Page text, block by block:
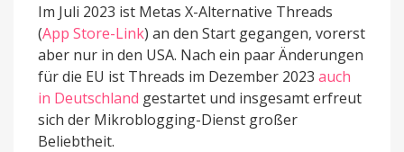
Im Juli 2023 ist Metas X-Alternative Threads
(App Store-Link) an den Start gegangen, vorerst
aber nur in den USA. Nach ein paar Änderungen
für die EU ist Threads im Dezember 2023 auch
in Deutschland gestartet und insgesamt erfreut
sich der Mikroblogging-Dienst großer
Beliebtheit.